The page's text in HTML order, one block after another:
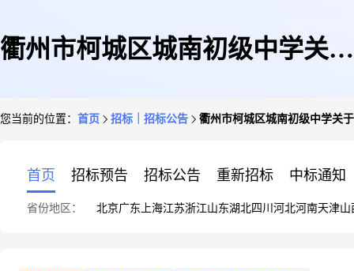
衢州市柯城区城南初级中学关于
您当前的位置： 首页 招标｜招标公告 衢州市柯城区城南初级中学关
首页 招标预告 招标公告 重新招标 中标通知
省份地区： 北京广东 上海江苏浙江山东湖北四川 河北河南天津山